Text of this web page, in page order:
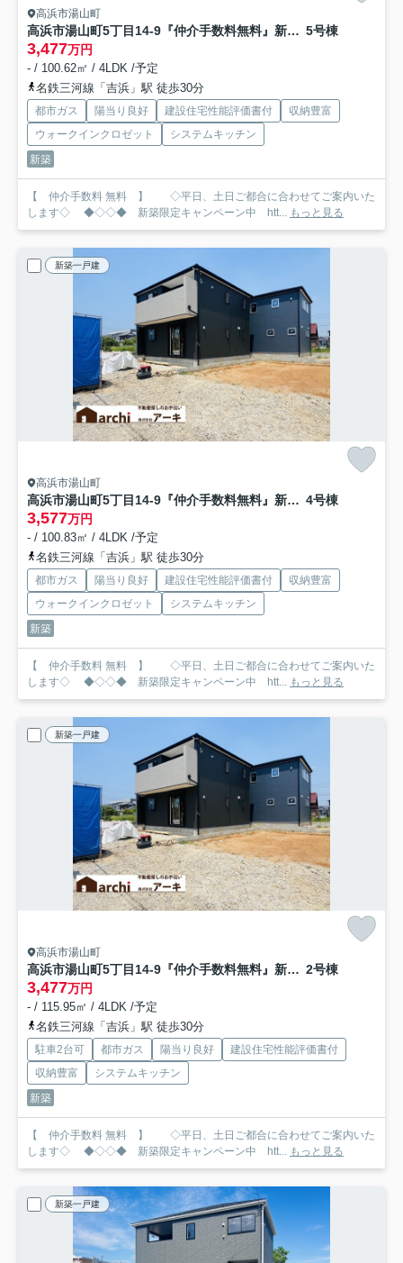
高浜市湯山町
高浜市湯山町5丁目14-9『仲介手数料無料』新築一戸建て・建売 5号棟
3,477万円
- / 100.62㎡ / 4LDK /予定
名鉄三河線「吉浜」駅 徒歩30分
都市ガス 陽当り良好 建設住宅性能評価書付
収納豊富
ウォークインクロゼット
システムキッチン
新築
【 仲介手数料 無料 】 ◇平日、土日ご都合に合わせてご案内いた
します◇ ◆◇◇◆ 新築限定キャンペーン中 htt... もっと見る
新築一戸建
高浜市湯山町
高浜市湯山町5丁目14-9『仲介手数料無料』新築一戸建て・建売 4号棟
3,577万円
- / 100.83㎡ / 4LDK /予定
名鉄三河線「吉浜」駅 徒歩30分
都市ガス 陽当り良好 建設住宅性能評価書付
収納豊富
ウォークインクロゼット
システムキッチン
新築
【 仲介手数料 無料 】 ◇平日、土日ご都合に合わせてご案内いた
します◇ ◆◇◇◆ 新築限定キャンペーン中 htt... もっと見る
新築一戸建
高浜市湯山町
高浜市湯山町5丁目14-9『仲介手数料無料』新築一戸建て・建売 2号棟
3,477万円
- / 115.95㎡ / 4LDK /予定
名鉄三河線「吉浜」駅 徒歩30分
駐車2台可 都市ガス 陽当り良好
建設住宅性能評価書付
収納豊富
システムキッチン
新築
【 仲介手数料 無料 】 ◇平日、土日ご都合に合わせてご案内いた
します◇ ◆◇◇◆ 新築限定キャンペーン中 htt... もっと見る
新築一戸建